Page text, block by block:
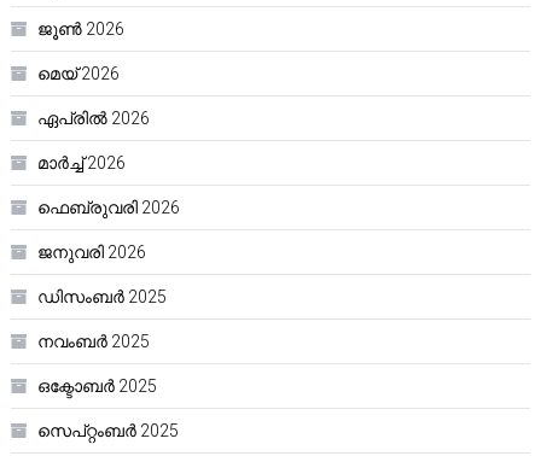
ജൂൺ 2026
മെയ്‌ 2026
ഏപ്രിൽ 2026
മാർച്ച്‌ 2026
ഫെബ്രുവരി 2026
ജനുവരി 2026
ഡിസംബർ 2025
നവംബർ 2025
ഒക്ടോബർ 2025
സെപ്റ്റംബർ 2025